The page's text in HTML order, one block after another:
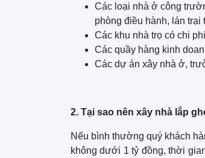
Các loại nhà ở công
phòng điều hành, lán
Các khu nhà trọ có chi
Các quầy hàng kinh
Các dự án xây nhà ở,
2. Tại sao nên xây nhà lắp
Nếu bình thường quý khách
không dưới 1 tỷ đồng, thời